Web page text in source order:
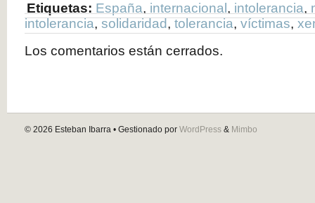
Etiquetas: España, internacional , intolerancia,
intolerancia, solidaridad, tolerancia, víctimas,
Los comentarios están cerrados.
© 2026 Esteban Ibarra • Gestionado por WordPress & Mimbo